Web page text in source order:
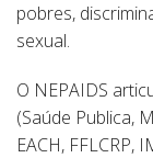
pobres,
sexual.
O NEPAIDS
(Saúde Publica,
EACH, FFLCRP,